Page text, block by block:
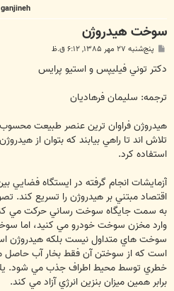
ganjineh
سوخت هيدروژن
س
ت
پنج‌شنبه ۲۷ مهر ۱۳۸۵, ۶:۱۲ ق.ظ
دكتر توني فيليپس و استيو پرايس
ترجمه: سليمان فرهاديان
هيدروژن فراوان ترين عنصر طبيعت محسوب
تلاش اند تا راهي بيابند كه بتوان از
استفاده كرد.
آزمايشات انجام گرفته در ايستگاه فضايي
اقتصاد مبتني بر هيدروژن را تسريع كند.
به سمت جايگاه سوخت رساني حركت مي
وارد مخزن سوخت خودرو مي كنيد، اما
سوخت هاي متداول نيست بلكه هيدروژن
است كه از سوختن آن فقط بخار آب
خطري توسط محيط اطراف جذب مي شود. يك
برابر همين ميزان بنزين انرژي آزاد مي كند.